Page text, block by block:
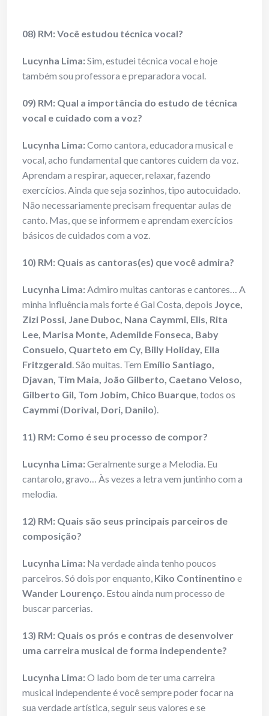
08) RM: Você estudou técnica vocal?
Lucynha Lima:Sim, estudei técnica vocal e hoje
também sou professora e preparadora vocal.
09) RM: Qual a importância do estudo de técnica
vocal e cuidado com a voz?
Lucynha Lima:Como cantora, educadora musical e
vocal, acho fundamental que cantores cuidem da voz.
Aprendam a respirar, aquecer, relaxar, fazendo
exercícios. Ainda que seja sozinhos, tipo autocuidado.
Não necessariamente precisam frequentar aulas de
canto. Mas, que se informem e aprendam exercícios
básicos de cuidados com a voz.
10) RM: Quais as cantoras(es) que você admira?
Lucynha Lima:Admiro muitas cantoras e cantores… A
minha influência mais forte é Gal Costa, depois Joyce,
Zizi Possi, Jane Duboc, Nana Caymmi, Elis, Rita
Lee, Marisa Monte, Ademilde Fonseca, Baby
Consuelo, Quarteto em Cy, Billy Holiday, Ella
Fritzgerald. São muitas. Tem Emílio Santiago,
Djavan, Tim Maia, João Gilberto, Caetano Veloso,
Gilberto Gil, Tom Jobim, Chico Buarque, todos os
Caymmi(Dorival, Dori, Danilo).
11) RM: Como é seu processo de compor?
Lucynha Lima:Geralmente surge a Melodia. Eu
cantarolo, gravo… Às vezes a letra vem juntinho com a
melodia.
12) RM: Quais são seus principais parceiros de
composição?
Lucynha Lima: Na verdade ainda tenho poucos
parceiros. Só dois por enquanto, Kiko Continentino e
Wander Lourenço. Estou ainda num processo de
buscar parcerias.
13) RM: Quais os prós e contras de desenvolver
uma carreira musical de forma independente?
Lucynha Lima:O lado bom de ter uma carreira
musical independente é você sempre poder focar na
sua verdade artística, seguir seus valores e se